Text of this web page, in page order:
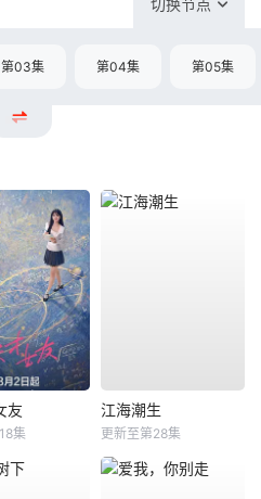
第03集 第04集 第05集
友
集
江海潮生
更新至第28集